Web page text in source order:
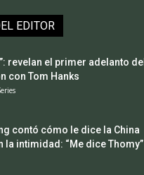
EDITOR
revelan el primer adelanto del
con Tom Hanks
contó cómo le dice la China
la intimidad: “Me dice Thomy”